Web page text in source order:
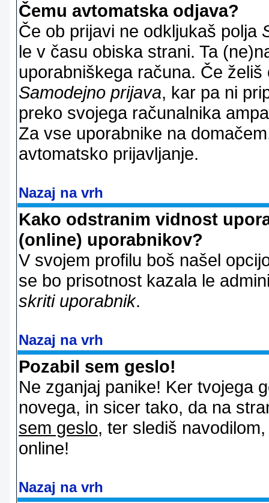
Čemu avtomatska odjava?
Če ob prijavi ne odkljukaš polja
le v času obiska strani. Ta
uporabniškega računa. Če
Samodejno prijava, kar pa ni
preko svojega računalnika
Za vse uporabnike na
avtomatsko prijavljanje.
Nazaj na vrh
Kako odstranim vidnost
(online) uporabnikov?
V svojem profilu boš našel
se bo prisotnost kazala le
skriti uporabnik.
Nazaj na vrh
Pozabil sem geslo!
Ne zganjaj panike! Ker tvojega
novega, in sicer tako, da na
sem geslo, ter slediš
online!
Nazaj na vrh